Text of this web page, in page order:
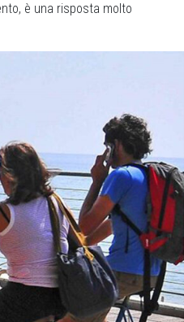
è una risposta molto